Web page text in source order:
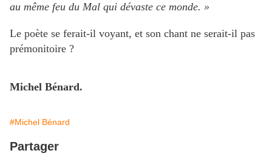
au même feu du Mal qui dévaste ce monde. »
Le poète se ferait-il voyant, et son chant ne serait-il pas
prémonitoire ?
Michel Bénard.
#Michel Bénard
Partager